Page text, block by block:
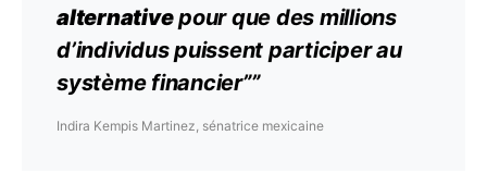
alternativepour que des millions
d’individus puissent participer au
système financier””
Indira Kempis Martinez, sénatrice mexicaine